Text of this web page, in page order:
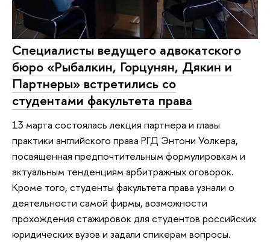
Специалисты ведущего адвокатского
бюро «Рыбалкин, Горцунян, Дякин и
Партнеры» встретились со
студентами факультета права
13 марта состоялась лекция партнера и главы
практики английского права РГД Энтони Уолкера,
посвященная предпочтительным формулировкам и
актуальным тенденциям арбитражных оговорок.
Кроме того, студенты факультета права узнали о
деятельности самой фирмы, возможности
прохождения стажировок для студентов российских
юридических вузов и задали спикерам вопросы.